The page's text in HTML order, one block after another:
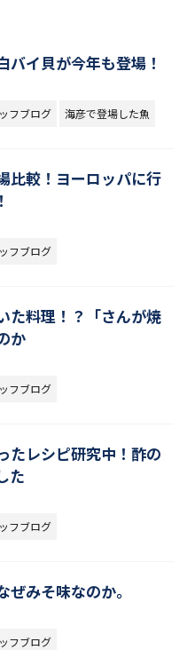
バイ貝が今年も登場！
フブログ 海彦で登場した魚
比較！ヨーロッパに行
フブログ
た料理！？「さんが焼
か
フブログ
たレシピ研究中！酢の
た
フブログ
ぜみそ味なのか。
フブログ